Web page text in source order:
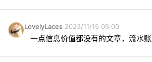
LovelyLaces 2023/11/15 05:00
一点信息价值都没有的文章，流水账